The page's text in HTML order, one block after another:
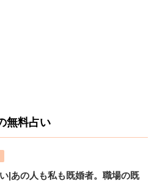
無料占い
|あの人も私も既婚者。職場の既